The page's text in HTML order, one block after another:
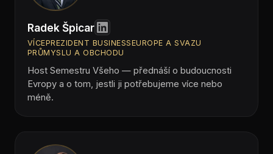
Radek Špicar
VÍCEPREZIDENT BUSINESSEUROPE A SVAZU
PRŮMYSLU A OBCHODU
Host Semestru Všeho — přednáší o budoucnosti
Evropy a o tom, jestli ji potřebujeme více nebo
méně.